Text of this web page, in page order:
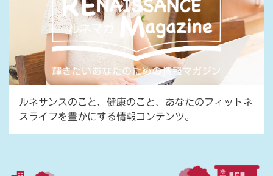
ルネサンスのこと、健康のこと、あなたのフィットネ
スライフを豊かにする情報コンテンツ。